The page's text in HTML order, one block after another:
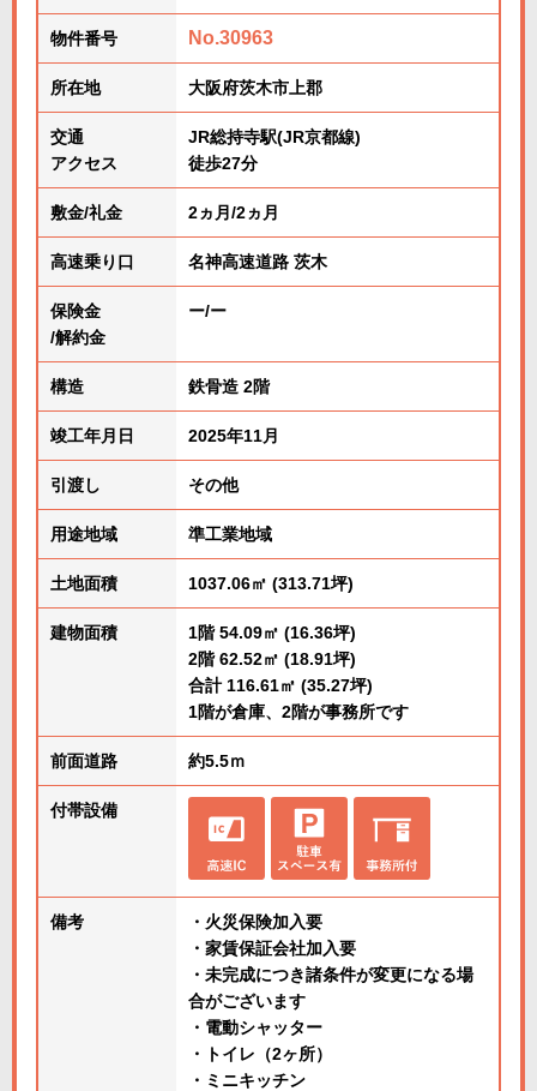
物件番号 No.30963
所在地 大阪府茨木市上郡
交通
アクセス
JR総持寺駅(JR京都線)
徒歩27分
敷金/礼金 2ヵ月/2ヵ月
高速乗り口 名神高速道路 茨木
保険金
/解約金
ー/ー
構造 鉄骨造 2階
竣工年月日 2025年11月
引渡し その他
用途地域 準工業地域
土地面積 1037.06㎡ (313.71坪)
建物面積
1階 54.09㎡ (16.36坪)
2階 62.52㎡ (18.91坪)
合計 116.61㎡ (35.27坪)
1階が倉庫、2階が事務所です
前面道路 約5.5ｍ
付帯設備
備考
・火災保険加入要
・家賃保証会社加入要
・未完成につき諸条件が変更になる場
合がございます
・電動シャッター
・トイレ（2ヶ所）
・ミニキッチン